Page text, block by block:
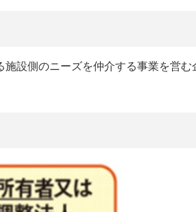
設側のニーズを仲介する事業を営む